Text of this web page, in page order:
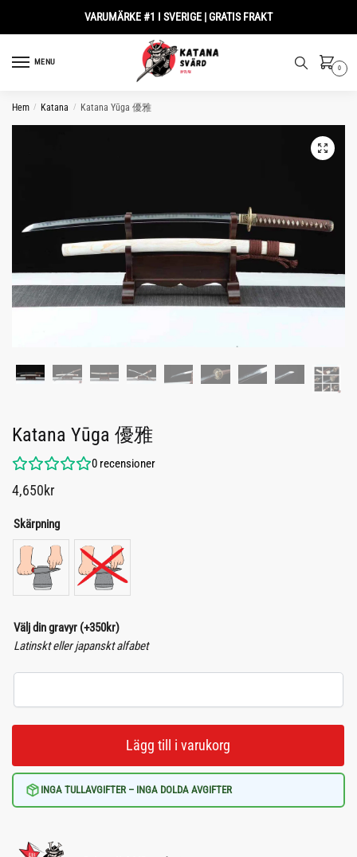
VARUMÄRKE #1 I SVERIGE | GRATIS FRAKT
MENU
0
Hem / Katana / Katana Yūga 優雅
Katana Yūga 優雅
0 recensioner
4,650kr
Skärpning
Välj din gravyr (+350kr)
Latinskt eller japanskt alfabet
Lägg till i varukorg
INGA TULLAVGIFTER – INGA DOLDA AVGIFTER